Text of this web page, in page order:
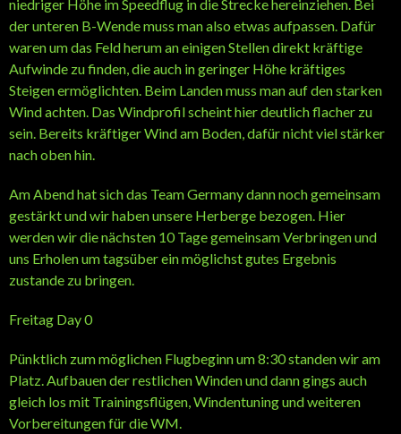
niedriger Höhe im Speedflug in die Strecke hereinziehen. Bei
der unteren B-Wende muss man also etwas aufpassen. Dafür
waren um das Feld herum an einigen Stellen direkt kräftige
Aufwinde zu finden, die auch in geringer Höhe kräftiges
Steigen ermöglichten. Beim Landen muss man auf den starken
Wind achten. Das Windprofil scheint hier deutlich flacher zu
sein. Bereits kräftiger Wind am Boden, dafür nicht viel stärker
nach oben hin.
Am Abend hat sich das Team Germany dann noch gemeinsam
gestärkt und wir haben unsere Herberge bezogen. Hier
werden wir die nächsten 10 Tage gemeinsam Verbringen und
uns Erholen um tagsüber ein möglichst gutes Ergebnis
zustande zu bringen.
Freitag Day 0
Pünktlich zum möglichen Flugbeginn um 8:30 standen wir am
Platz. Aufbauen der restlichen Winden und dann gings auch
gleich los mit Trainingsflügen, Windentuning und weiteren
Vorbereitungen für die WM.